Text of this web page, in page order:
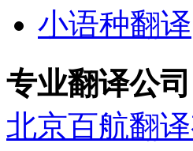
小语种翻译
专业翻译公
北京百航翻